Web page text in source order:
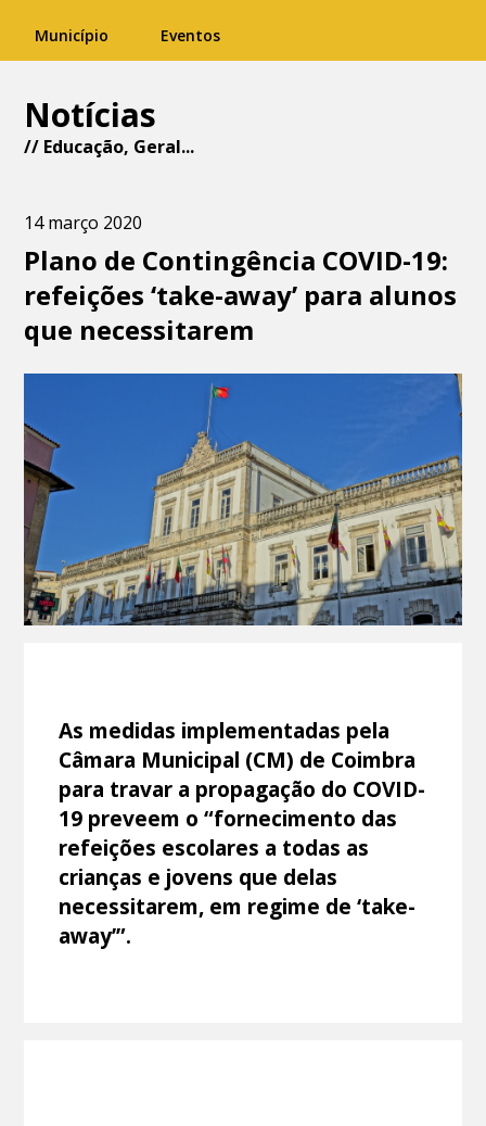
Município Eventos
Notícias
// Educação, Geral...
14 março 2020
Plano de Contingência COVID-19:
refeições ‘take-away’ para alunos
que necessitarem
As medidas implementadas pela
Câmara Municipal (CM) de Coimbra
para travar a propagação do COVID-
19 preveem o “fornecimento das
refeições escolares a todas as
crianças e jovens que delas
necessitarem, em regime de ‘take-
away’”.